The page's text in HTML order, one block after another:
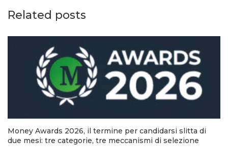
Related posts
Money Awards 2026, il termine per candidarsi slitta di
due mesi: tre categorie, tre meccanismi di selezione